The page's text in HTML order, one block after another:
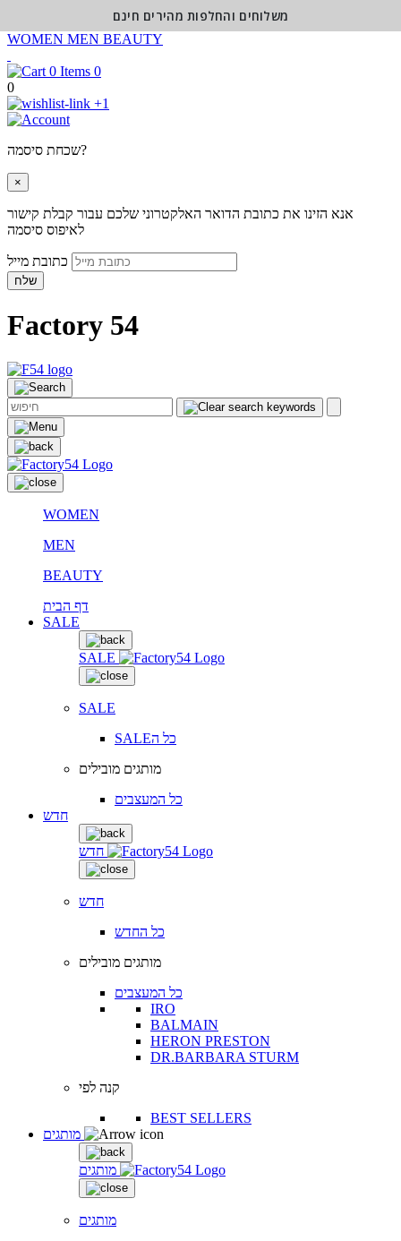
WOMEN MEN BEAUTY
0
0
+1
שכחת סיסמה?
×
אנא הזינו את כתובת הדואר האלקטרוני שלכם עבור קבלת קישור
לאיפוס סיסמה
שלח
Factory 54
WOMEN
MEN
BEAUTY
דף הבית
SALE
SALE
SALE
SALEכל ה
מותגים מובילים
כל המעצבים
חדש
חדש
חדש
כל החדש
מותגים מובילים
כל המעצבים
IRO
BALMAIN
HERON PRESTON
DR.BARBARA STURM
קנה לפי
BEST SELLERS
מותגים
מותגים
משלוחים והחלפות מהירים חינם